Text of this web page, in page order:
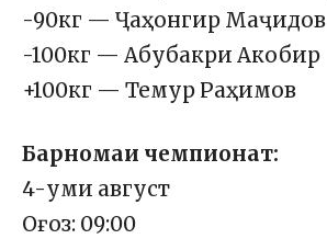
-90кг — Ҷаҳонгир Маҷидов
-100кг — Абубакри Акобир
+100кг — Темур Раҳимов
Барномаи чемпионат:
4-уми август
Оғоз: 09:00